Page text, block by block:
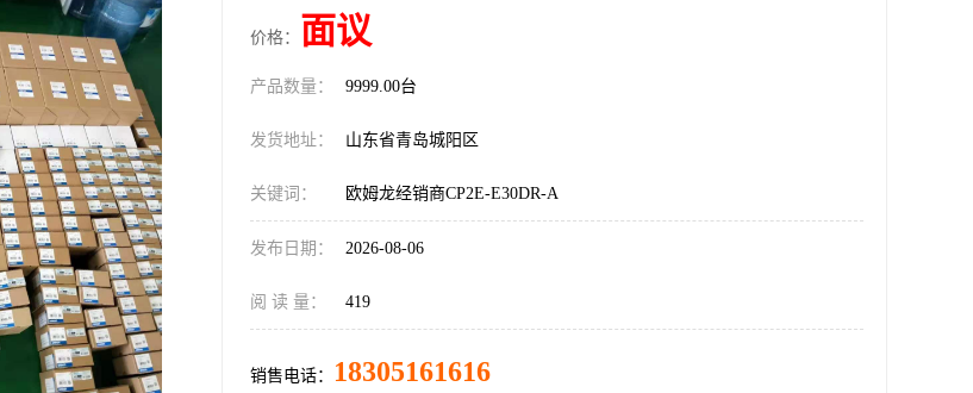
价格： 面议
产品数量： 9999.00台
发货地址： 山东省青岛城阳区
关键词： 欧姆龙经销商CP2E-E30DR-A
发布日期： 2026-08-06
阅 读 量： 419
销售电话： 18305161616